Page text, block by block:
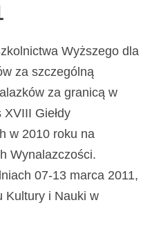
Wyższego dla
za szczególną
za granicą w
Giełdy
w 2010 roku na
Wynalazczości.
07-13 marca 2011,
Kultury i Nauki w